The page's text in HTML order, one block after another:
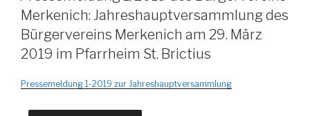
Merkenich: Jahreshauptversammlung des
Bürgervereins Merkenich am 29. März
2019 im Pfarrheim St. Brictius
Pressemeldung 1-2019 zur Jahreshauptversammlung